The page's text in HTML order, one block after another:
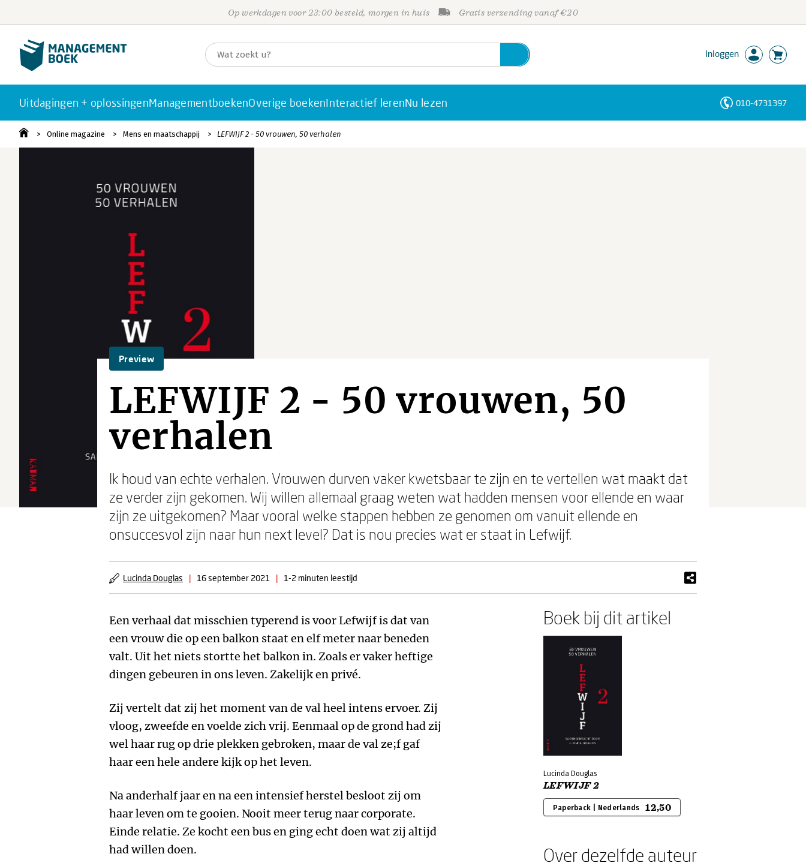
Op werkdagen voor 23:00 besteld, morgen in huis Gratis verzending vanaf €20
Inloggen
Uitdagingen + oplossingenManagementboekenOverige boekenInteractief lerenNu lezen 010-4731397
Online magazine Mens en maatschappij LEFWIJF 2 - 50 vrouwen, 50 verhalen
Preview
LEFWIJF 2 - 50 vrouwen, 50
verhalen
Ik houd van echte verhalen. Vrouwen durven vaker kwetsbaar te zijn en te vertellen wat maakt dat
ze verder zijn gekomen. Wij willen allemaal graag weten wat hadden mensen voor ellende en waar
zijn ze uitgekomen? Maar vooral welke stappen hebben ze genomen om vanuit ellende en
onsuccesvol zijn naar hun next level? Dat is nou precies wat er staat in Lefwijf.
Lucinda Douglas | 16 september 2021 | 1-2 minuten leestijd
Een verhaal dat misschien typerend is voor Lefwijf is dat van
een vrouw die op een balkon staat en elf meter naar beneden
valt. Uit het niets stortte het balkon in. Zoals er vaker heftige
dingen gebeuren in ons leven. Zakelijk en privé.
Zij vertelt dat zij het moment van de val heel intens ervoer. Zij
vloog, zweefde en voelde zich vrij. Eenmaal op de grond had zij
wel haar rug op drie plekken gebroken, maar de val ze;f gaf
haar een hele andere kijk op het leven.
Na anderhalf jaar en na een intensief herstel besloot zij om
haar leven om te gooien. Nooit meer terug naar corporate.
Einde relatie. Ze kocht een bus en ging echt doen wat zij altijd
had willen doen.
Boek bij dit artikel
Lucinda Douglas
LEFWIJF 2
Paperback | Nederlands 12,50
Over dezelfde auteur
Personen